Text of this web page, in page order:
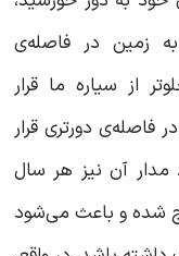
زمین در فاصله‌ی
از سیاره ما قرار
فاصله‌ی دورتری قرار
آن نیز هر سال
شده و باعث می‌شود